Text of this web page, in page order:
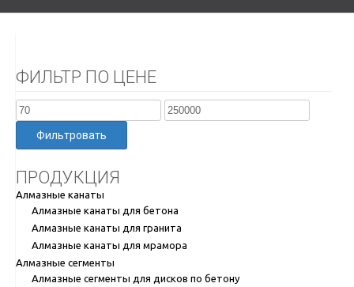
ФИЛЬТР ПО ЦЕНЕ
Фильтровать
ПРОДУКЦИЯ
Алмазные канаты
Алмазные канаты для бетона
Алмазные канаты для гранита
Алмазные канаты для мрамора
Алмазные сегменты
Алмазные сегменты для дисков по бетону